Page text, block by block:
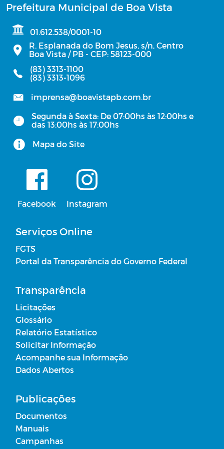
Prefeitura Municipal de Boa Vista
01.612.538/0001-10
R. Esplanada do Bom Jesus, s/n, Centro
Boa Vista / PB - CEP: 58123-000
(83) 3313-1100
(83) 3313-1096
imprensa@boavistapb.com.br
Segunda à Sexta: De 07:00hs às 12:00hs e
das 13:00hs às 17:00hs
Mapa do Site
Facebook Instagram
Serviços Online
FGTS
Portal da Transparência do Governo Federal
Transparência
Licitações
Glossário
Relatório Estatístico
Solicitar Informação
Acompanhe sua Informação
Dados Abertos
Publicações
Documentos
Manuais
Campanhas